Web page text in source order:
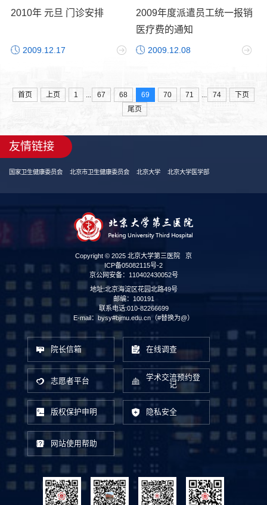
2010年 元旦 门诊安排
2009.12.17
2009年度派遣员工统一报销
医疗费的通知
2009.12.08
首页 上页 1 67 68 69 70 71 74
下页
尾页
友情链接
国家卫生健康委员会 北京市卫生健康委员会 北京大学 北京大学医学部
Copyright © 2025 北京大学第三医院 京
ICP备05082115号-2
京公网安备：110402430052号
地址:北京海淀区花园北路49号
邮编：100191
联系电话:010-82266699
E-mail：bysy#bjmu.edu.cn（#替换为@）
院长信箱 在线调查
志愿者平台
学术交流预约登
记
版权保护申明 隐私安全
网站使用帮助